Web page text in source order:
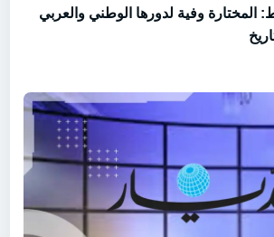
المختارة وفية لدورها الوطني والعربي